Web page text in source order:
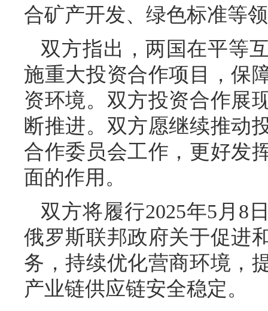
合矿产开发、绿色标准等
双方指出，两国在平等
施重大投资合作项目，保
资环境。双方投资合作展
断推进。双方愿继续推动
合作委员会工作，更好发
面的作用。
双方将履行2025年5月8
俄罗斯联邦政府关于促进
务，持续优化营商环境，
产业链供应链安全稳定。